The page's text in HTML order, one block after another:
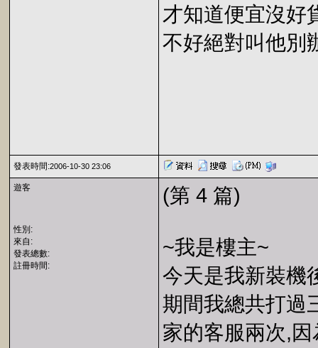
才知道便宜沒好
不好絕對叫他別
發表時間:2006-10-30 23:06
遊客
性別:
來自:
發表總數:
註冊時間:
(第 4 篇)
~我是樓主~
今天是我新裝機
期間我總共打過
家的客服兩次,